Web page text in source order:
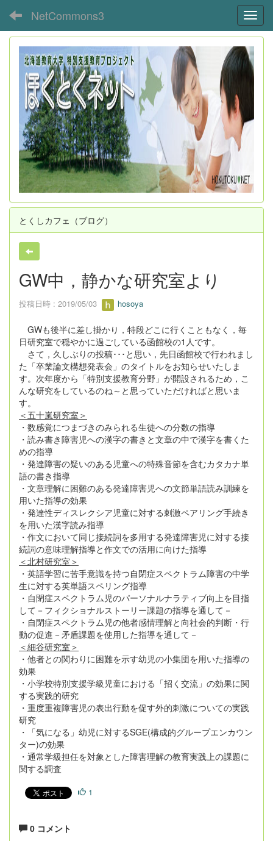
NetCommons3
とくしカフェ（ブログ）
GW中，静かな研究室より
投稿日時 : 2019/05/03 hosoya
GWも後半に差し掛かり，特段どこに行くこともなく，毎
日研究室で穏やかに過ごしている函館校の1人です。
さて，久しぶりの投稿･･･と思い，先日函館校で行われまし
た「卒業論文構想発表会」のタイトルをお知らせいたしま
す。次年度から「特別支援教育分野」が開設されるため，こ
んな研究をしているのね～と思っていただければと思いま
す。
＜五十嵐研究室＞
・数感覚につまづきのみられる生徒への分数の指導
・読み書き障害児への漢字の書きと文章の中で漢字を書くた
めの指導
・発達障害の疑いのある児童への特殊音節を含むカタカナ単
語の書き指導
・文章理解に困難のある発達障害児への文節単語読み訓練を
用いた指導の効果
・発達性ディスレクシア児童に対する刺激ペアリング手続き
を用いた漢字読み指導
・作文において同じ接続詞を多用する発達障害児に対する接
続詞の意味理解指導と作文での活用に向けた指導
＜北村研究室＞
・英語学習に苦手意識を持つ自閉症スペクトラム障害の中学
生に対する英単語スペリング指導
・自閉症スペクトラム児のパーソナルナラティブ向上を目指
して－フィクショナルストーリー課題の指導を通して－
・自閉症スペクトラム児の他者感情理解と向社会的判断・行
動の促進－矛盾課題を使用した指導を通して－
＜細谷研究室＞
・他者との関わりに困難を示す幼児の小集団を用いた指導の
効果
・小学校特別支援学級児童における「招く交流」の効果に関
する実践的研究
・重度重複障害児の表出行動を促す外的刺激についての実践
研究
・「気になる」幼児に対するSGE(構成的グループエンカウン
ター)の効果
・通常学級担任を対象とした障害理解の教育実践上の課題に
関する調査
1
0 コメント